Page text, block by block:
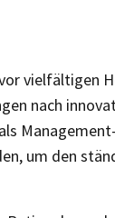
vielfältigen
nach
um den